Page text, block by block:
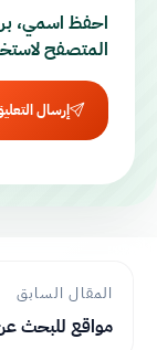
احفظ اسمي،
المتصفح
إرسال
المقال السابق
مواقع للبحث